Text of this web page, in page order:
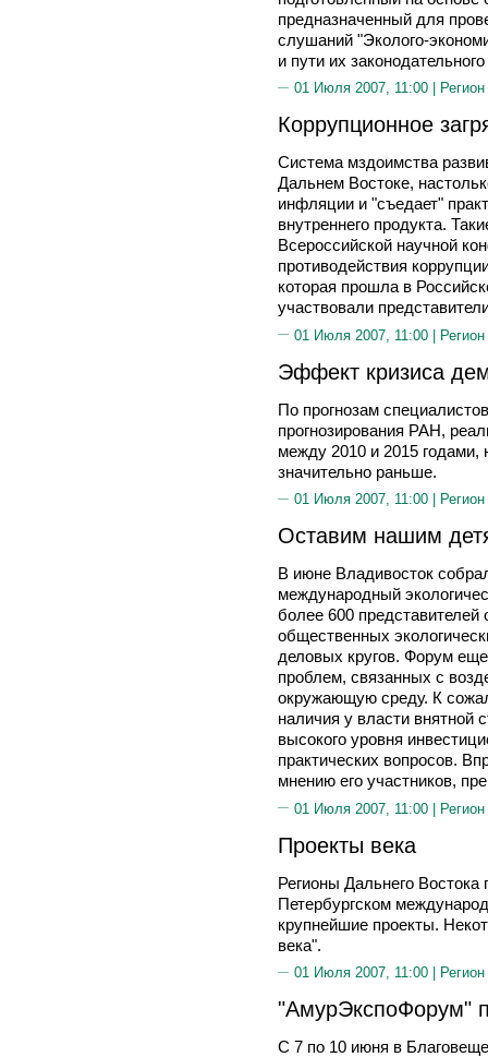
предназначенный для
слушаний "Эколого-
и пути их
01 Июля 2007, 11:00 |
Коррупционное
Система мздоимства
Дальнем Востоке,
инфляции и "съедает"
внутреннего продукта.
Всероссийской научной
противодействия
которая прошла в
участвовали
01 Июля 2007, 11:00 |
Эффект кризиса
По прогнозам
прогнозирования РАН,
между 2010 и 2015 годами,
значительно раньше.
01 Июля 2007, 11:00 |
Оставим нашим
В июне Владивосток
международный
более 600 представителей
общественных
деловых кругов. Форум
проблем, связанных с
окружающую среду. К
наличия у власти внятной
высокого уровня
практических вопросов.
мнению его участников,
01 Июля 2007, 11:00 |
Проекты века
Регионы Дальнего
Петербургском
крупнейшие проекты.
века".
01 Июля 2007, 11:00 |
"АмурЭкспоФорум"
С 7 по 10 июня в